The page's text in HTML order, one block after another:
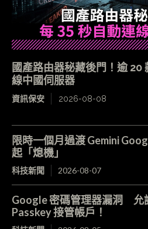
國產路由器秘藏後門！逾 20
線中國伺服器
資訊保安 2026-08-08
限時一個月過渡 Gemini
起「熄機」
科技新聞 2026-08-07
Google 密碼管理器漏洞 允
Passkey 接管帳戶！